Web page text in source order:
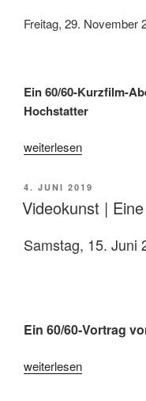
Freitag, 29. November
Ein 60/60-Kurzfilm-
Hochstatter
„SHORT
II
|
weiterlesen
VERÖFFENTLICHT
AM
4. JUNI 2019
Videokunst |
Samstag, 15. Juni
Ein 60/60-Vortrag
„Videokunst
weiterlesen